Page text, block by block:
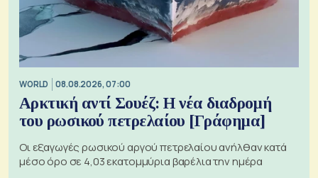
WORLD 08.08.2026, 07:00
Αρκτική αντί Σουέζ: Η νέα διαδρομή
του ρωσικού πετρελαίου [Γράφημα]
Οι εξαγωγές ρωσικού αργού πετρελαίου ανήλθαν κατά
μέσο όρο σε 4,03 εκατομμύρια βαρέλια την ημέρα